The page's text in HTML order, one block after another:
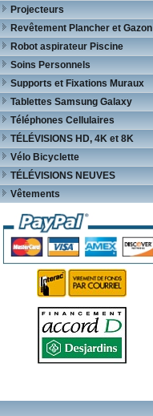
Projecteurs
Revêtement Plancher et Gazon
Robot aspirateur Piscine
Soins Personnels
Supports et Fixations Muraux
Tablettes Samsung Galaxy
Téléphones Cellulaires
TÉLÉVISIONS HD, 4K et 8K
Vélo Bicyclette
TÉLÉVISIONS NEUVES
Vêtements